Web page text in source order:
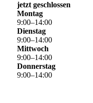
jetzt geschlossen
Montag
9:00–14:00
Dienstag
9:00–14:00
Mittwoch
9:00–14:00
Donnerstag
9:00–14:00